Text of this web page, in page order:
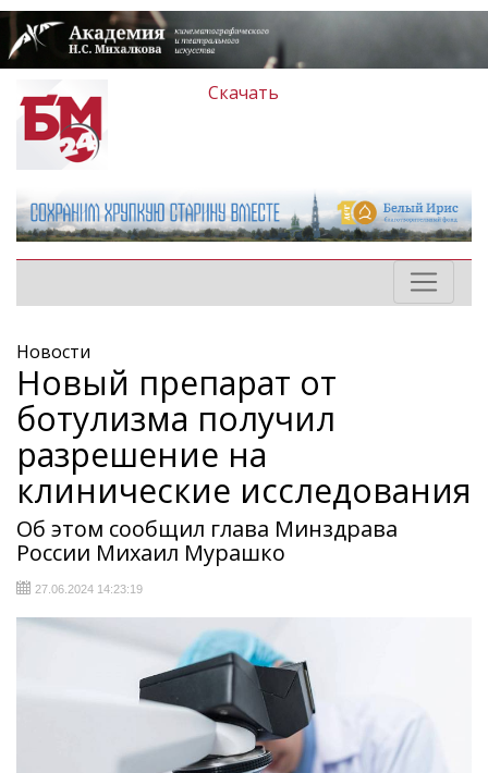
Скачать
Новости
Новый препарат от
ботулизма получил
разрешение на
клинические исследования
Об этом сообщил глава Минздрава
России Михаил Мурашко
27.06.2024 14:23:19